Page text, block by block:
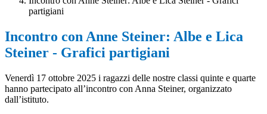
partigiani
Incontro con Anne Steiner: Albe e Lica
Steiner - Grafici partigiani
Venerdì 17 ottobre 2025 i ragazzi delle nostre classi quinte e quarte
hanno partecipato all’incontro con Anna Steiner, organizzato
dall’istituto.